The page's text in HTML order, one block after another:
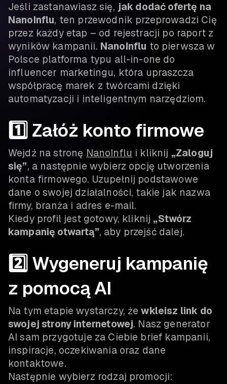
Jeśli zastanawiasz się, jak dodać ofertę na
NanoInflu, ten przewodnik przeprowadzi Cię
przez każdy etap – od rejestracji po raport z
wyników kampanii. NanoInflu to pierwsza w
Polsce platforma typu all-in-one do
influencer marketingu, która upraszcza
współpracę marek z twórcami dzięki
automatyzacji i inteligentnym narzędziom.
1️⃣ Załóż konto firmowe
Wejdź na stronę NanoInflu i kliknij „Zaloguj
się”, a następnie wybierz opcję utworzenia
konta firmowego. Uzupełnij podstawowe
dane o swojej działalności, takie jak nazwa
firmy, branża i adres e-mail.
Kiedy profil jest gotowy, kliknij „Stwórz
kampanię otwartą”, aby przejść dalej.
2️⃣ Wygeneruj kampanię
z pomocą AI
Na tym etapie wystarczy, żewkleisz link do
swojej strony internetowej. Nasz generator
AI sam przygotuje za Ciebie brief kampanii,
inspiracje, oczekiwania oraz dane
kontaktowe.
Następnie wybierz rodzaj promocji: